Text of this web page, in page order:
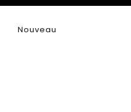
Nouveau